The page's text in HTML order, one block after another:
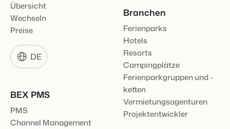
Übersicht
Wechseln
Preise
DE
BEX PMS
PMS
Channel Management
Branchen
Ferienparks
Hotels
Resorts
Campingplätze
Ferienparkgruppen und -
ketten
Vermietungsagenturen
Projektentwickler